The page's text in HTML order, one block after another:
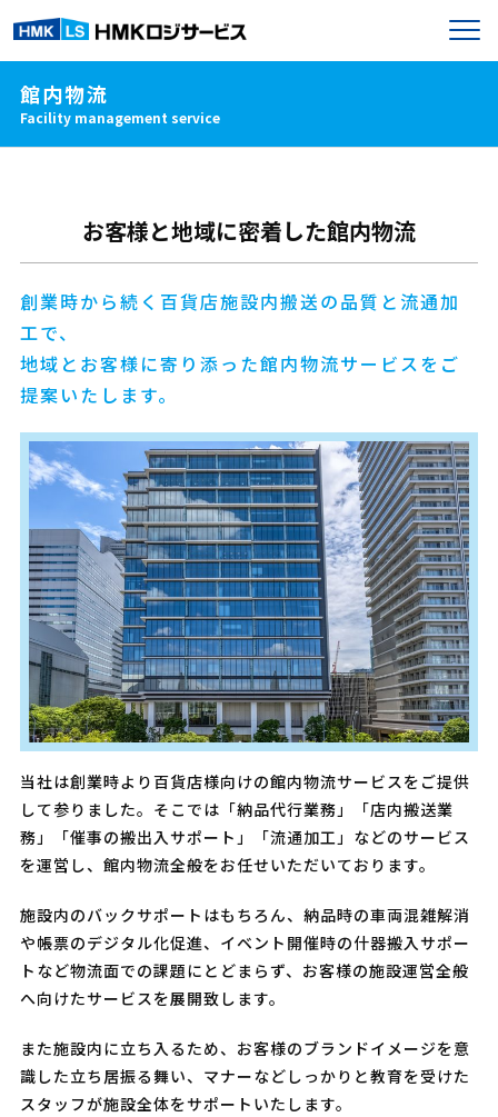
館内物流
Facility management service
お客様と地域に密着した館内物流
創業時から続く百貨店施設内搬送の品質と流通加
工で、
地域とお客様に寄り添った館内物流サービスをご
提案いたします。
当社は創業時より百貨店様向けの館内物流サービスをご提供
して参りました。そこでは「納品代行業務」「店内搬送業
務」「催事の搬出入サポート」「流通加工」などのサービス
を運営し、館内物流全般をお任せいただいております。
施設内のバックサポートはもちろん、納品時の車両混雑解消
や帳票のデジタル化促進、イベント開催時の什器搬入サポー
トなど物流面での課題にとどまらず、お客様の施設運営全般
へ向けたサービスを展開致します。
また施設内に立ち入るため、お客様のブランドイメージを意
識した立ち居振る舞い、マナーなどしっかりと教育を受けた
スタッフが施設全体をサポートいたします。